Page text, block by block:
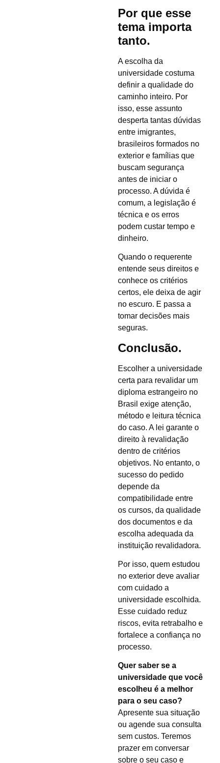
Por que esse
tema importa
tanto.
A escolha da
universidade costuma
definir a qualidade do
caminho inteiro. Por
isso, esse assunto
desperta tantas dúvidas
entre imigrantes,
brasileiros formados no
exterior e famílias que
buscam segurança
antes de iniciar o
processo. A dúvida é
comum, a legislação é
técnica e os erros
podem custar tempo e
dinheiro.
Quando o requerente
entende seus direitos e
conhece os critérios
certos, ele deixa de agir
no escuro. E passa a
tomar decisões mais
seguras.
Conclusão.
Escolher a universidade
certa para revalidar um
diploma estrangeiro no
Brasil exige atenção,
método e leitura técnica
do caso. A lei garante o
direito à revalidação
dentro de critérios
objetivos. No entanto, o
sucesso do pedido
depende da
compatibilidade entre
os cursos, da qualidade
dos documentos e da
escolha adequada da
instituição revalidadora.
Por isso, quem estudou
no exterior deve avaliar
com cuidado a
universidade escolhida.
Esse cuidado reduz
riscos, evita retrabalho e
fortalece a confiança no
processo.
Quer saber se a
universidade que você
escolheu é a melhor
para o seu caso?
Apresente sua situação
ou agende sua consulta
sem custos. Teremos
prazer em conversar
sobre o seu caso e